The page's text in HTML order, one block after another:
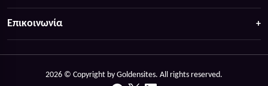
Επικοινωνία
2026 © Copyright by Goldensites. All rights reserved.